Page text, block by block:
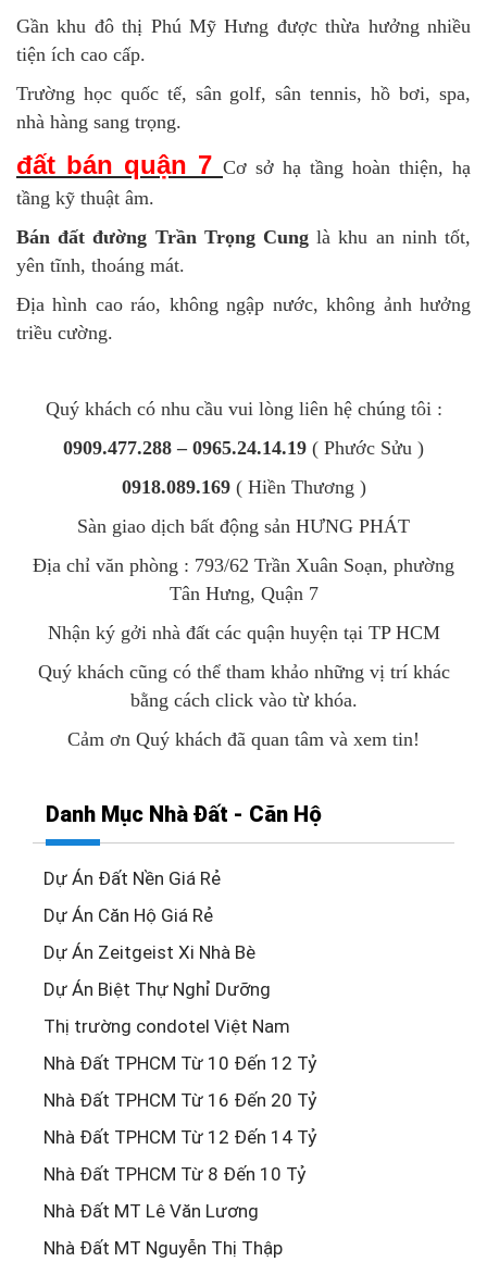
Gần khu đô thị Phú Mỹ Hưng được thừa hưởng nhiều
tiện ích cao cấp.
Trường học quốc tế, sân golf, sân tennis, hồ bơi, spa,
nhà hàng sang trọng.
đất bán quận 7 Cơ sở hạ tầng hoàn thiện, hạ
tầng kỹ thuật âm.
Bán đất đường Trần Trọng Cung là khu an ninh tốt,
yên tĩnh, thoáng mát.
Địa hình cao ráo, không ngập nước, không ảnh hưởng
triều cường.
Quý khách có nhu cầu vui lòng liên hệ chúng tôi :
0909.477.288 – 0965.24.14.19 ( Phước Sửu )
0918.089.169( Hiền Thương )
Sàn giao dịch bất động sản HƯNG PHÁT
Địa chỉ văn phòng : 793/62 Trần Xuân Soạn, phường
Tân Hưng, Quận 7
Nhận ký gởi nhà đất các quận huyện tại TP HCM
Quý khách cũng có thể tham khảo những vị trí khác
bằng cách click vào từ khóa.
Cảm ơn Quý khách đã quan tâm và xem tin!
Danh Mục Nhà Đất - Căn Hộ
Dự Án Đất Nền Giá Rẻ
Dự Án Căn Hộ Giá Rẻ
Dự Án Zeitgeist Xi Nhà Bè
Dự Án Biệt Thự Nghỉ Dưỡng
Thị trường condotel Việt Nam
Nhà Đất TPHCM Từ 10 Đến 12 Tỷ
Nhà Đất TPHCM Từ 16 Đến 20 Tỷ
Nhà Đất TPHCM Từ 12 Đến 14 Tỷ
Nhà Đất TPHCM Từ 8 Đến 10 Tỷ
Nhà Đất MT Lê Văn Lương
Nhà Đất MT Nguyễn Thị Thập